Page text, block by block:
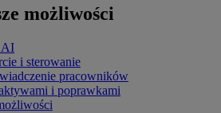
możliwości
AI
i sterowanie
pracowników
i poprawkami